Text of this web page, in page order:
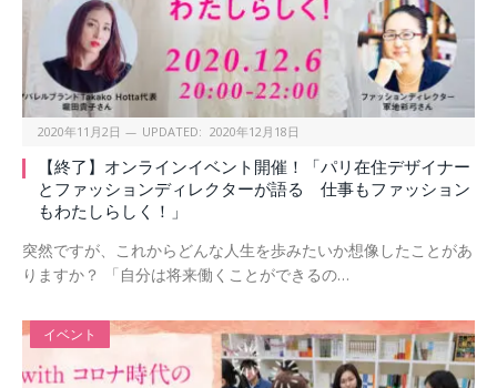
2020年11月2日 UPDATED: 2020年12月18日
【終了】オンラインイベント開催！「パリ在住デザイナー
とファッションディレクターが語る 仕事もファッション
もわたしらしく！」
突然ですが、これからどんな人生を歩みたいか想像したことがあ
りますか？ 「自分は将来働くことができるの…
イベント